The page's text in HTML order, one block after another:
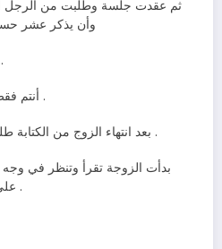
ثم عقدت جلسة وطلبت من
وأن يذكر عشر
قلت لهم لن أقرأ ما ستكتبون ..
أنتم فقط ستقرؤونه فاكتبوا دون خجل .
بعد انتهاء الزوج من الكتابة طلبت من الزوجة أن تقرأ بسرها .
بدأت الزوجة تقرأ وتنظر في وجه
على وجهها وبدأت تزداد الإبتسامة .